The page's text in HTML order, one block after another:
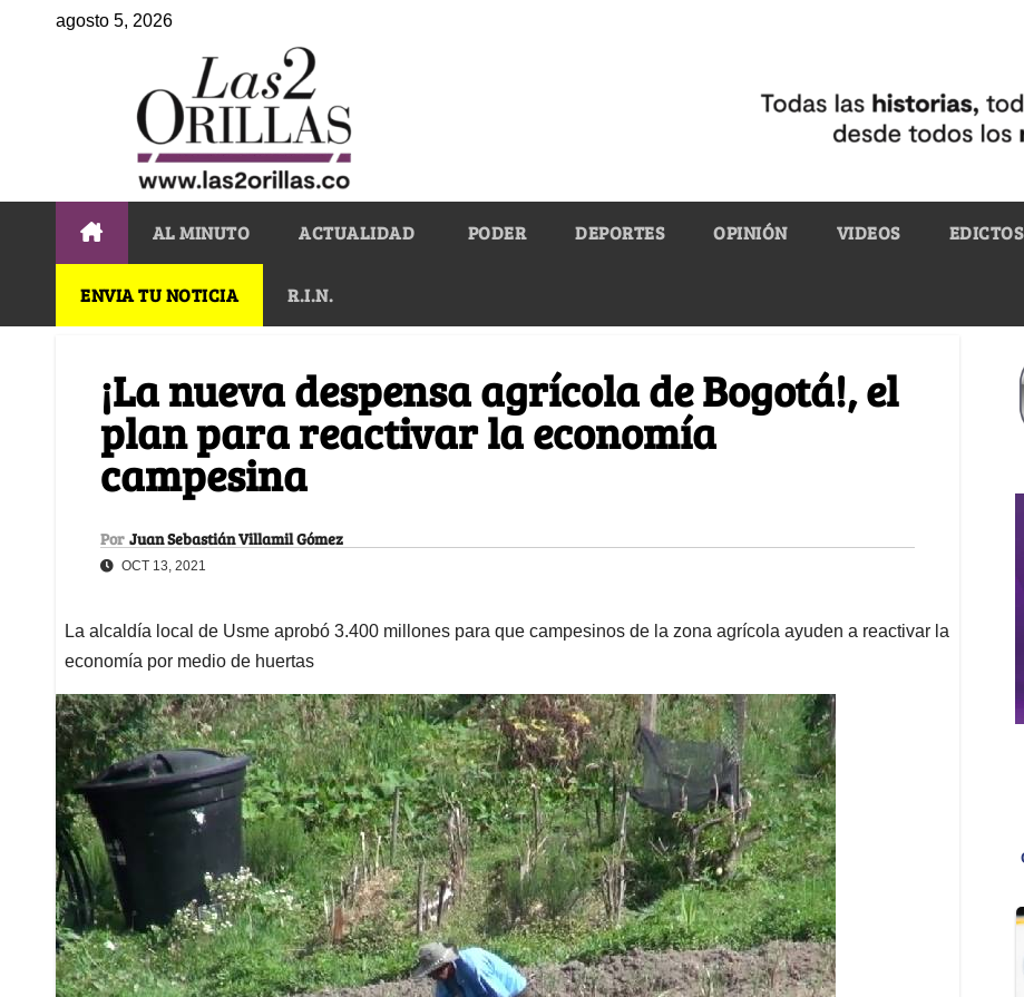
agosto 5, 2026
AL MINUTO ACTUALIDAD PODER DEPORTES OPINIÓN VIDEOS EDICTOS
ENVIA TU NOTICIA R.I.N.
¡La nueva despensa agrícola de Bogotá!, el
plan para reactivar la economía
campesina
Por Juan Sebastián Villamil Gómez
OCT 13, 2021
La alcaldía local de Usme aprobó 3.400 millones para que campesinos de la zona agrícola ayuden a reactivar la
economía por medio de huertas